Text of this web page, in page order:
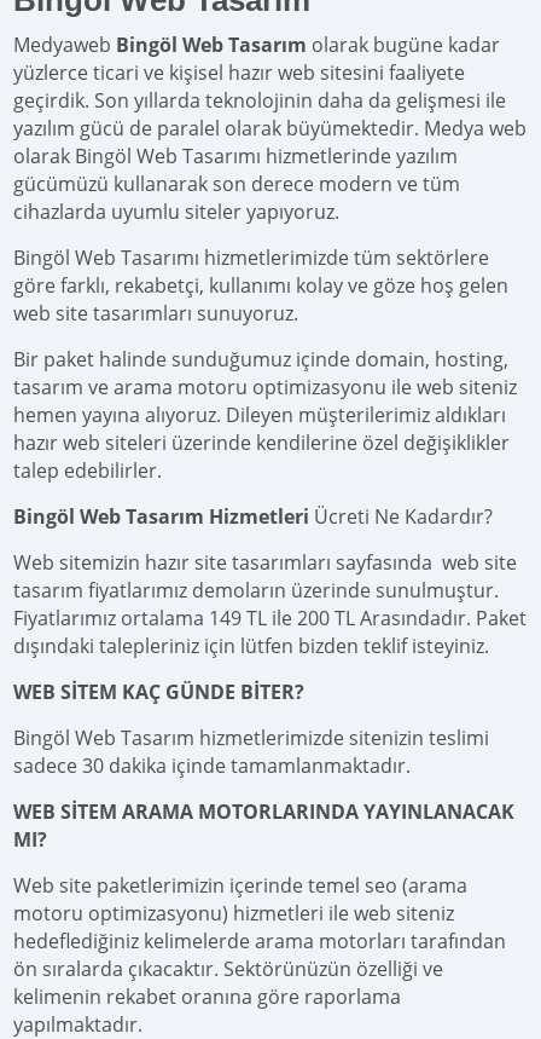
Medyaweb Bingöl Web Tasarım olarak bugüne kadar
yüzlerce ticari ve kişisel hazır web sitesini faaliyete
geçirdik. Son yıllarda teknolojinin daha da gelişmesi ile
yazılım gücü de paralel olarak büyümektedir. Medya web
olarak Bingöl Web Tasarımı hizmetlerinde yazılım
gücümüzü kullanarak son derece modern ve tüm
cihazlarda uyumlu siteler yapıyoruz.
Bingöl Web Tasarımı hizmetlerimizde tüm sektörlere
göre farklı, rekabetçi, kullanımı kolay ve göze hoş gelen
web site tasarımları sunuyoruz.
Bir paket halinde sunduğumuz içinde domain, hosting,
tasarım ve arama motoru optimizasyonu ile web siteniz
hemen yayına alıyoruz. Dileyen müşterilerimiz aldıkları
hazır web siteleri üzerinde kendilerine özel değişiklikler
talep edebilirler.
Bingöl Web Tasarım Hizmetleri Ücreti Ne Kadardır?
Web sitemizin hazır site tasarımları sayfasında web site
tasarım fiyatlarımız demoların üzerinde sunulmuştur.
Fiyatlarımız ortalama 149 TL ile 200 TL Arasındadır. Paket
dışındaki talepleriniz için lütfen bizden teklif isteyiniz.
WEB SİTEM KAÇ GÜNDE BİTER?
Bingöl Web Tasarım hizmetlerimizde sitenizin teslimi
sadece 30 dakika içinde tamamlanmaktadır.
WEB SİTEM ARAMA MOTORLARINDA YAYINLANACAK
MI?
Web site paketlerimizin içerinde temel seo (arama
motoru optimizasyonu) hizmetleri ile web siteniz
hedeflediğiniz kelimelerde arama motorları tarafından
ön sıralarda çıkacaktır. Sektörünüzün özelliği ve
kelimenin rekabet oranına göre raporlama
yapılmaktadır.